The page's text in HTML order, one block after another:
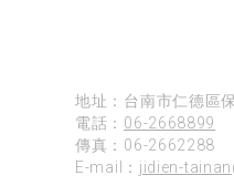
地址：台南市仁德區
電話： 06-2668899
傳真：06-2662288
E-mail： jidien-